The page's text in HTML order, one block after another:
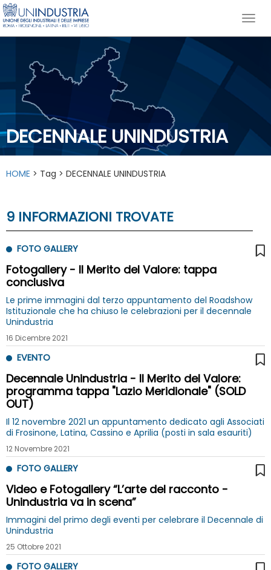
DECENNALE UNINDUSTRIA
HOME > Tag > DECENNALE UNINDUSTRIA
9 INFORMAZIONI TROVATE
FOTO GALLERY
Fotogallery - Il Merito del Valore: tappa
conclusiva
Le prime immagini dal terzo appuntamento del Roadshow
Istituzionale che ha chiuso le celebrazioni per il decennale
Unindustria
16 Dicembre 2021
EVENTO
Decennale Unindustria - Il Merito del Valore:
programma tappa "Lazio Meridionale" (SOLD
OUT)
Il 12 novembre 2021 un appuntamento dedicato agli Associati
di Frosinone, Latina, Cassino e Aprilia (posti in sala esauriti)
12 Novembre 2021
FOTO GALLERY
Video e Fotogallery “L’arte del racconto -
Unindustria va in scena”
Immagini del primo degli eventi per celebrare il Decennale di
Unindustria
25 Ottobre 2021
FOTO GALLERY